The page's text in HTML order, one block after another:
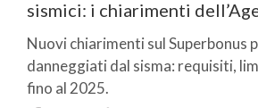
sismici: i chiarimenti
Nuovi chiarimenti sul Superbonus
danneggiati dal sisma: requisiti,
fino al 2025.